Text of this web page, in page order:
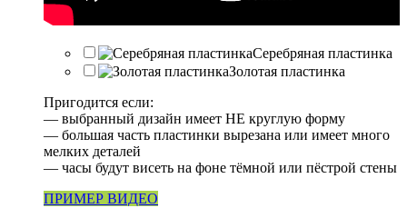
Серебряная пластинка
Золотая пластинка
Пригодится если:
— выбранный дизайн имеет НЕ круглую форму
— большая часть пластинки вырезана или имеет много
мелких деталей
— часы будут висеть на фоне тёмной или пёстрой стены
ПРИМЕР ВИДЕО